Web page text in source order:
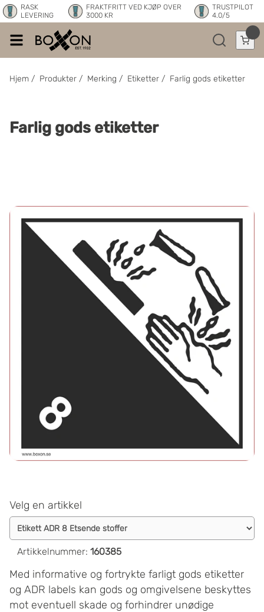
RASK
LEVERING
FRAKTFRITT VED KJØP OVER
3000 KR
TRUSTPILOT
4.0/5
Hjem / Produkter / Merking / Etiketter / Farlig gods etiketter
Farlig gods etiketter
Velg en artikkel
Artikkelnummer: 160385
Med informative og fortrykte farligt gods etiketter
og ADR labels kan gods og omgivelsene beskyttes
mot eventuell skade og forhindrer unødige